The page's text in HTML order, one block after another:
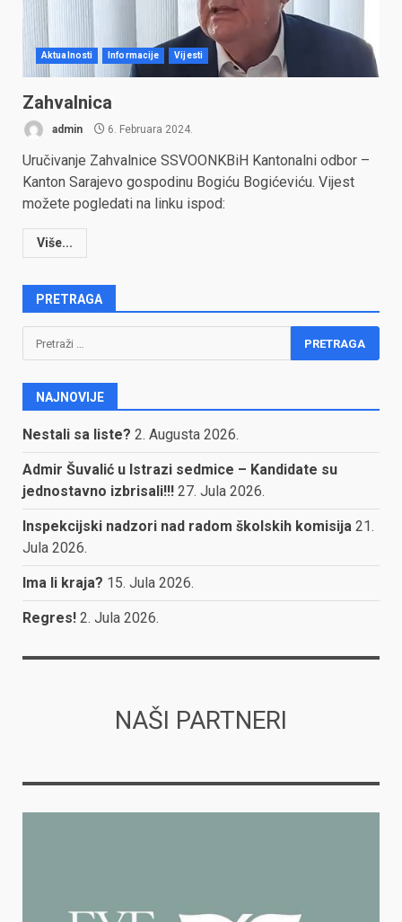
Aktualnosti Informacije Vijesti
Zahvalnica
admin 6. Februara 2024.
Uručivanje Zahvalnice SSVOONKBiH Kantonalni odbor –
Kanton Sarajevo gospodinu Bogiću Bogićeviću. Vijest
možete pogledati na linku ispod:
Više...
PRETRAGA
Pretraga:
NAJNOVIJE
Nestali sa liste? 2. Augusta 2026.
Admir Šuvalić u Istrazi sedmice – Kandidate su
jednostavno izbrisali!!! 27. Jula 2026.
Inspekcijski nadzori nad radom školskih komisija 21.
Jula 2026.
Ima li kraja? 15. Jula 2026.
Regres! 2. Jula 2026.
NAŠI PARTNERI